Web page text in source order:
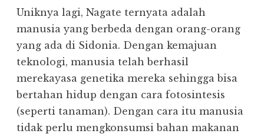
Uniknya lagi, Nagate ternyata adalah
manusia yang berbeda dengan orang-orang
yang ada di Sidonia. Dengan kemajuan
teknologi, manusia telah berhasil
merekayasa genetika mereka sehingga bisa
bertahan hidup dengan cara fotosintesis
(seperti tanaman). Dengan cara itu manusia
tidak perlu mengkonsumsi bahan makanan